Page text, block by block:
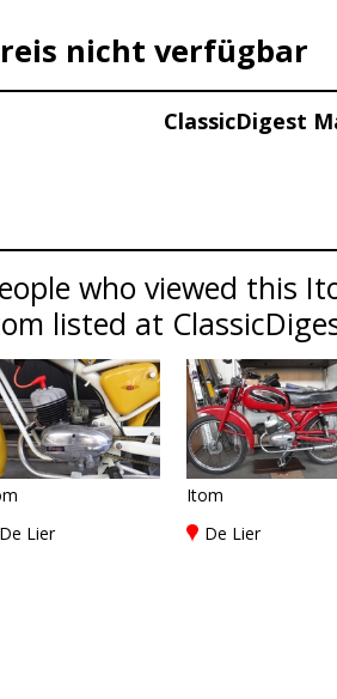
nicht verfügbar
ClassicDigest
who viewed this
listed at
De Lier
Itom
De Lier